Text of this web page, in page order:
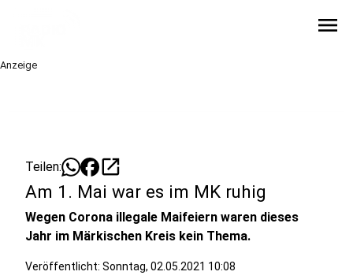
menu
Anzeige
Teilen: open_in_new
Am 1. Mai war es im MK ruhig
Wegen Corona illegale Maifeiern waren dieses
Jahr im Märkischen Kreis kein Thema.
Veröffentlicht: Sonntag, 02.05.2021 10:08